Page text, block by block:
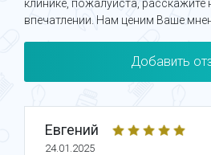
клинике, пожалуйста,
впечатлении. Нам ценим Ваше
Добавить
Евгений
24.01.2025